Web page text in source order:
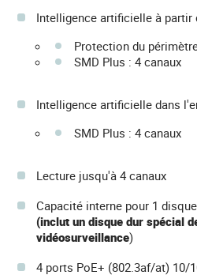
Intelligence artificielle à
Protection du
SMD Plus : 4 canaux
Intelligence artificielle dans
SMD Plus : 4 canaux
Lecture jusqu'à 4 canaux
Capacité interne pour 1
(inclut un disque dur spécial
vidéosurveillance)
4 ports PoE+ (802.3af/at) 10/